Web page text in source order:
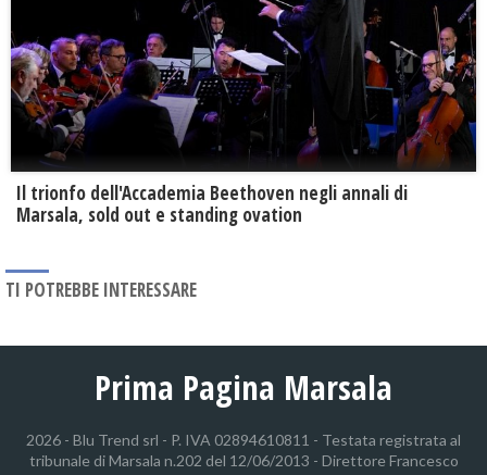
Il trionfo dell'Accademia Beethoven negli annali di
Marsala, sold out e standing ovation
TI POTREBBE INTERESSARE
Prima Pagina Marsala
2026 - Blu Trend srl - P. IVA 02894610811 - Testata registrata al
tribunale di Marsala n.202 del 12/06/2013 - Direttore Francesco